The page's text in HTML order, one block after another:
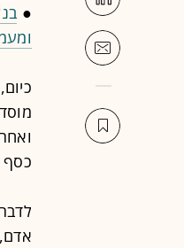
●
כסף